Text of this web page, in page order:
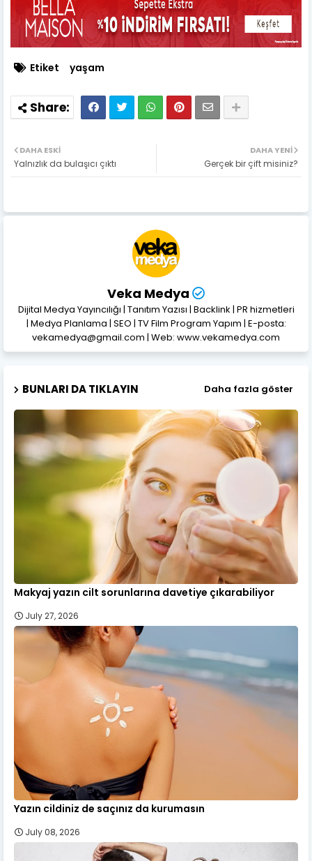
Etiket yaşam
DAHA YENI
Gerçek bir çift misiniz?
DAHA ESKI
Yalnızlık da bulaşıcı çıktı
Veka Medya
Dijital Medya Yayıncılığı | Tanıtım Yazısı | Backlink | PR hizmetleri
| Medya Planlama | SEO | TV Film Program Yapım | E-posta:
vekamedya@gmail.com | Web: www.vekamedya.com
BUNLARI DA TIKLAYIN Daha fazla göster
Makyaj yazın cilt sorunlarına davetiye çıkarabiliyor
July 27, 2026
Yazın cildiniz de saçınız da kurumasın
July 08, 2026